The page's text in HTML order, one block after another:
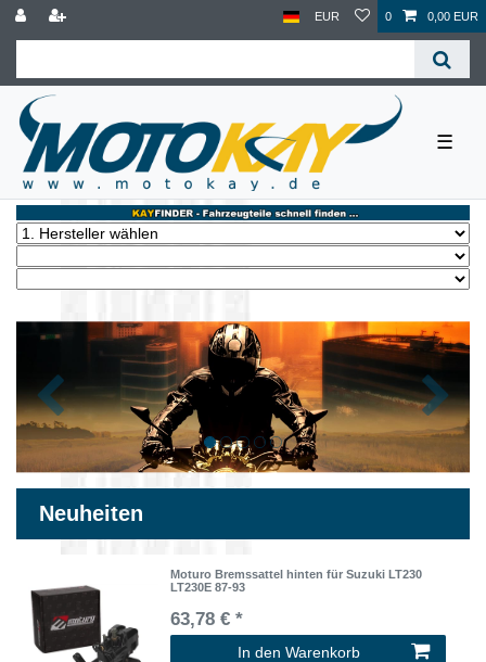
EUR 0 0,00 EUR
☰
Zurück
Neuheiten
Moturo Bremssattel hinten für Suzuki LT230
LT230E 87-93
63,78 € *
In den Warenkorb